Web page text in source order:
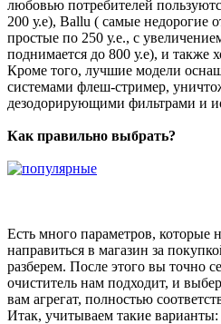
любовью потребителей
200 у.е), Ballu ( самые недорогие
простые по 250 у.е., с
поднимается до 800 у.е), и также
Кроме того, лучшие модели
системами флеш-стример,
дезодорирующими фильтрами и
Как правильно выбрать?
Есть много параметров, которые
направиться в магазин за
разберем. После этого вы точно
очиститель нам подходит, и
вам агрегат, полностью
Итак, учитываем такие варианты: